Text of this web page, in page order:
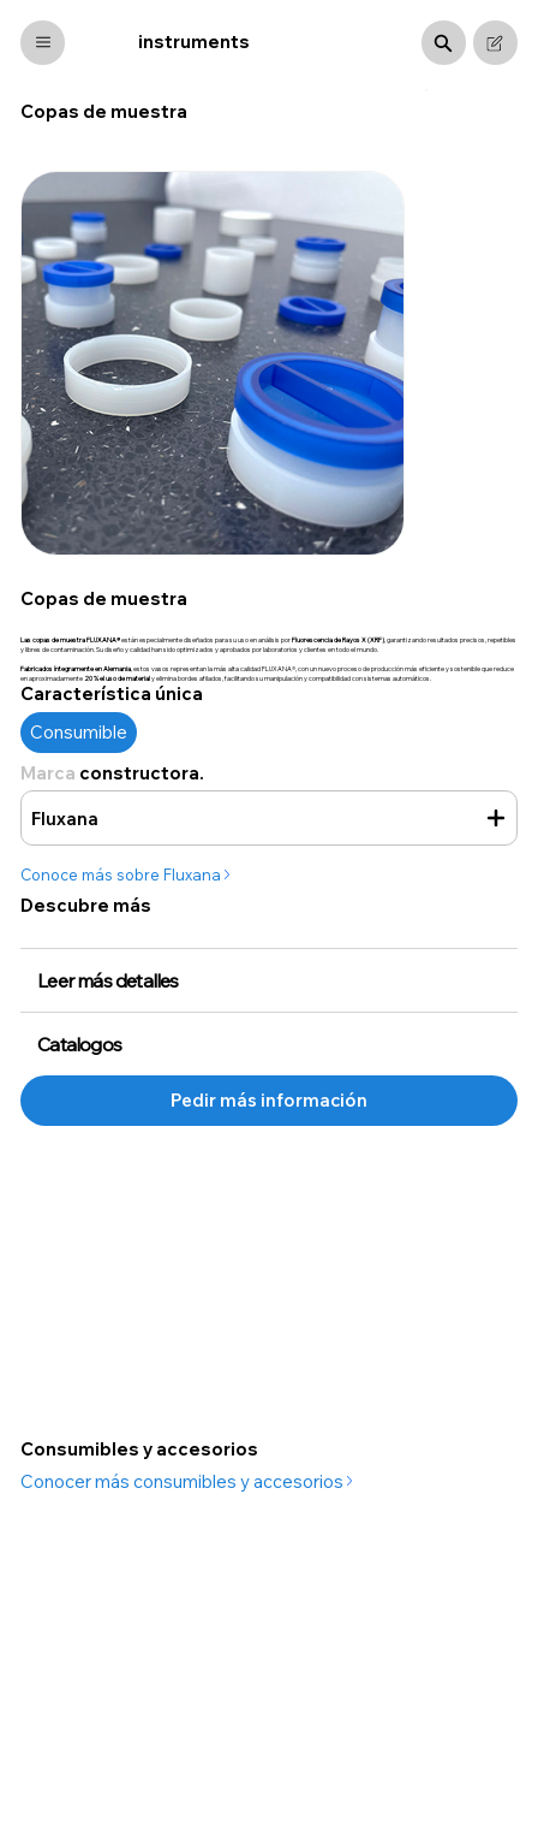
instruments
Copas de muestra
Copas de muestra
Las copas de muestra FLUXANA®están especialmente diseñados para su uso en análisis porFluorescencia de Rayos X (XRF) , garantizando resultados precisos, repetibles
y libres de contaminación. Su diseño y calidad han sido optimizados y aprobados por laboratorios y clientes en todo el mundo.
Fabricados íntegramente en Alemania , estos vasos representan la más alta calidad FLUXANA®, con un nuevo proceso de producción más eficiente y sostenible que reduce
en aproximadamente 20 % el uso de materialy elimina bordes afilados, facilitando su manipulación y compatibilidad con sistemas automáticos.
Leer más detalles
Catalogos
Descubre más
Característica única
Consumible
Marca constructora.
Fluxana
Conoce más sobre Fluxana
Consumibles y accesorios
Conocer más consumibles y accesorios